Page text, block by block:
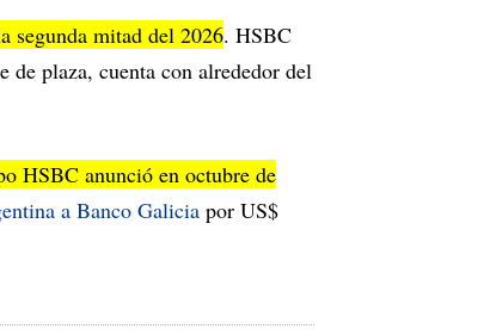
segunda mitad del 2026. HSBC
de plaza, cuenta con alrededor del
HSBC anunció en octubre de
a Banco Galicia por US$